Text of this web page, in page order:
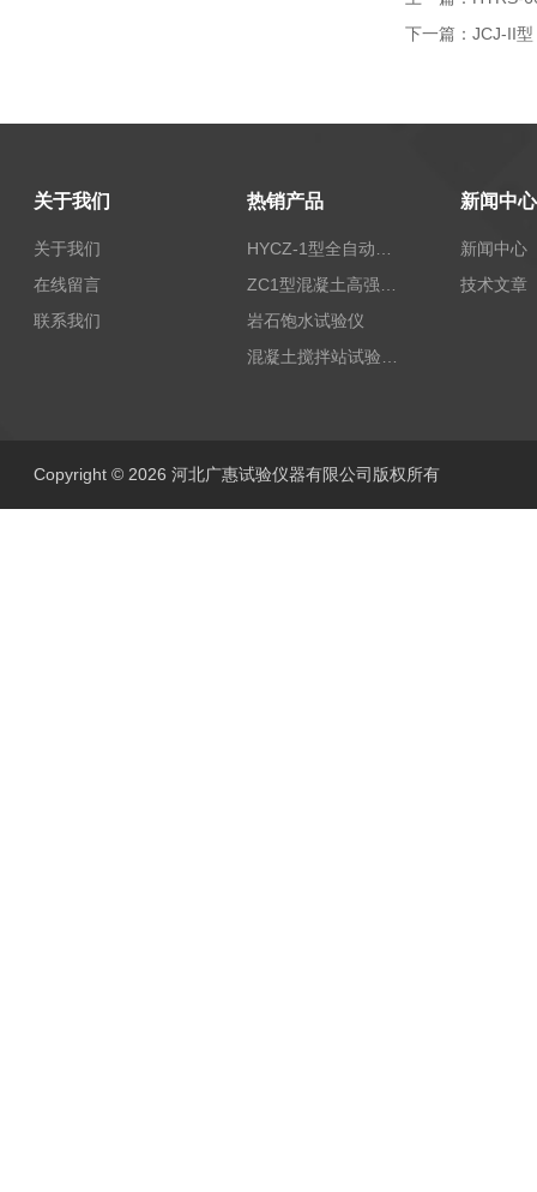
下一篇： JCJ-II
关于我们
关于我们
在线留言
联系我们
热销产品
岩石饱水试验仪
新闻中心
新闻中心
技术文章
Copyright © 2026 河北广惠试验仪器有限公司版权所有